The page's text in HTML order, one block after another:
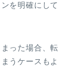
を明確にして
った場合、転
うケースもよ